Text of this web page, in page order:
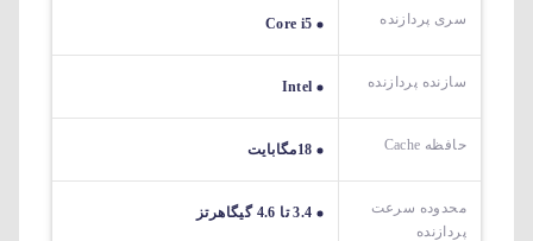
سری پردازنده Core i5
سازنده پردازنده Intel
حافظه Cache 18مگابایت
محدوده سرعت
پردازنده
3.4 تا 4.6 گیگاهرتز